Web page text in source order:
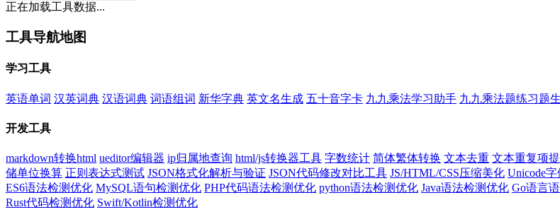
正在加载工具数据...
工具导航地图
学习工具
英语单词 汉英词典 汉语词典 词语组词 新华字典 英文名生成 五十音字卡 九九乘法学习助手 九九乘法题练习题
开发工具
markdown转换html ueditor编辑器 ip归属地查询 html/js转换器工具 字数统计 简体繁体转换 文本去重 文本重复项
储单位换算 正则表达式测试 JSON格式化解析与验证 JSON代码修改对比工具 JS/HTML/CSS压缩美化 Unicode
ES6语法检测优化 MySQL语句检测优化 PHP代码语法检测优化 python语法检测优化 Java语法检测优化 Go语言
Rust代码检测优化 Swift/Kotlin检测优化